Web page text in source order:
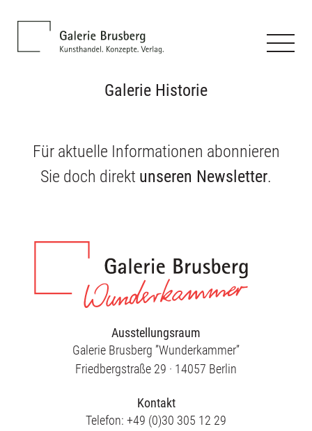
Ausstellungen
Unsere Angebote
Galerie Historie
Für aktuelle Informationen abonnieren
Sie doch direkt unseren Newsletter.
Ausstellungsraum
Galerie Brusberg ”Wunderkammer”
Friedbergstraße 29 · 14057 Berlin
Kontakt
Telefon: +49 (0)30 305 12 29